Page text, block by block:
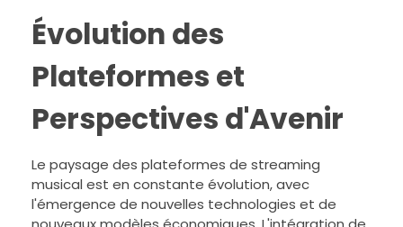
Évolution des
Plateformes et
Perspectives d'Avenir
Le paysage des plateformes de streaming
musical est en constante évolution, avec
l'émergence de nouvelles technologies et de